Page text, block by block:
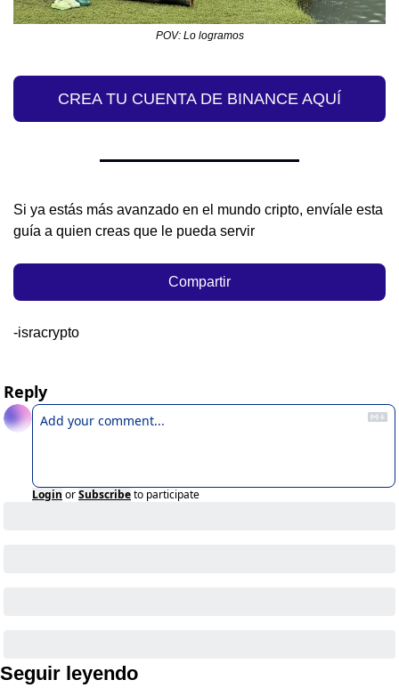
POV: Lo logramos
CREA TU CUENTA DE BINANCE AQUÍ
Si ya estás más avanzado en el mundo cripto, envíale esta
guía a quien creas que le pueda servir
Compartir
-isracrypto
Reply
Login orSubscribeto participate
Seguir leyendo